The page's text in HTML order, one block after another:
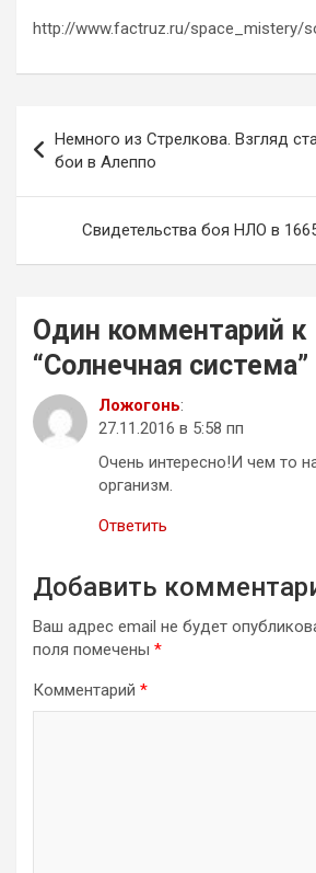
http://www.factruz.ru/space_mistery/
по
записям
Немного из Стрелкова. Взгляд
бои в Алеппо
Свидетельства боя НЛО в
Один комментарий к
“Солнечная система”
Ложогонь:
27.11.2016 в 5:58 пп
Очень интересно!И чем то
организм.
Ответить
Добавить
Ваш адрес email не будет
поля помечены *
Комментарий *